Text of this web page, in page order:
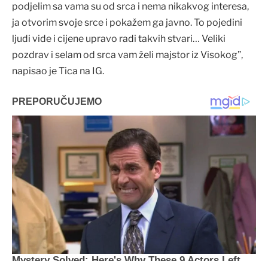
podjelim sa vama su od srca i nema nikakvog interesa,
ja otvorim svoje srce i pokažem ga javno. To pojedini
ljudi vide i cijene upravo radi takvih stvari… Veliki
pozdrav i selam od srca vam želi majstor iz Visokog”,
napisao je Tica na IG.